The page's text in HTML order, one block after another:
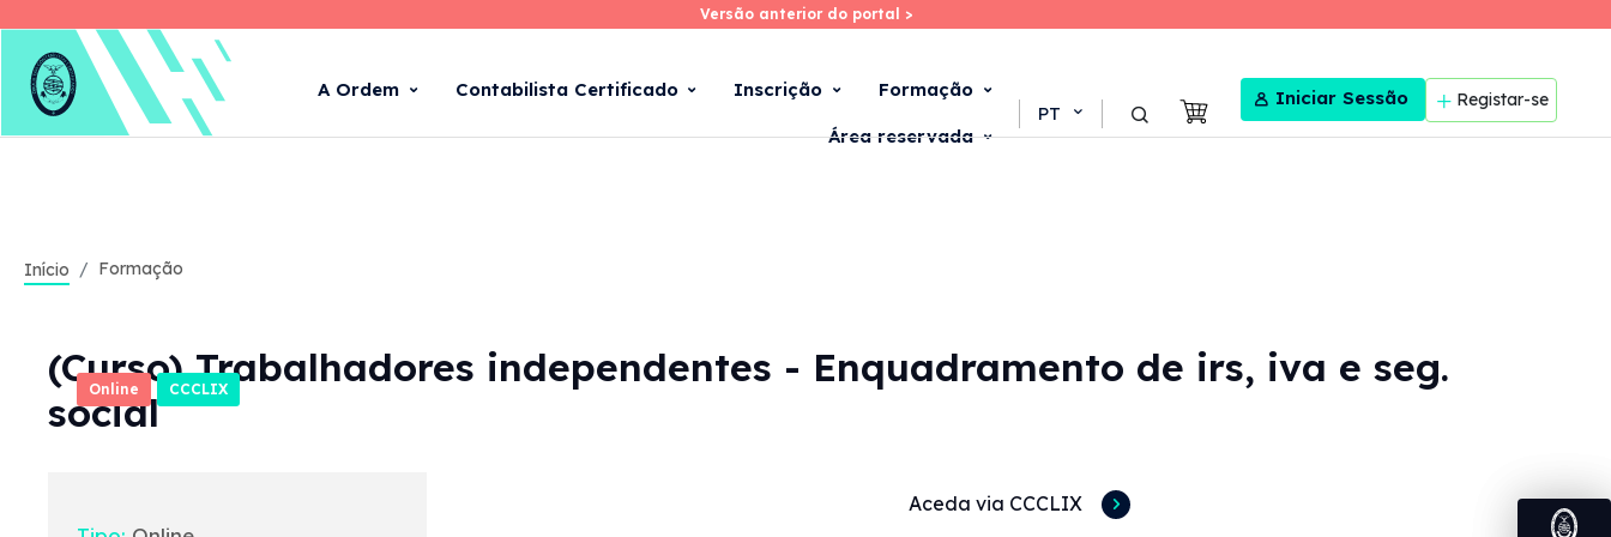
Skip
main
Versão anterior do portal >
Versão anterior do portal >
A Ordem Contabilista Certificado Inscrição Formação
Área reservada
PT User menu Registar-se
Iniciar Sessão
Início Formação
Online CCCLIX
(Curso) Trabalhadores independentes - Enquadramento de irs, iva e seg.
social
Aceda via CCCLIX